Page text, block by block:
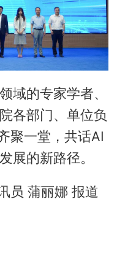
域的专家学者、
各部门、单位负
聚一堂，共话AI
展的新路径。
员 蒲丽娜 报道